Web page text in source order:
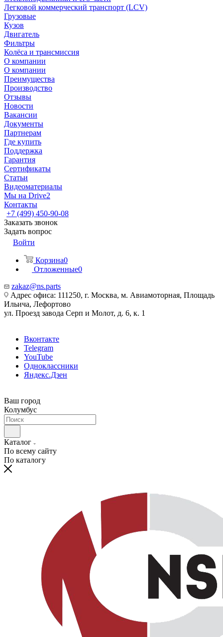
Легковой коммерческий транспорт (LCV)
Грузовые
Кузов
Двигатель
Фильтры
Колёса и трансмиссия
О компании
О компании
Преимущества
Производство
Отзывы
Новости
Вакансии
Документы
Партнерам
Где купить
Поддержка
Гарантия
Сертификаты
Статьи
Видеоматериалы
Мы на Drive2
Контакты
+7 (499) 450-90-08
Заказать звонок
Задать вопрос
Войти
Корзина0
Отложенные0
zakaz@ns.parts
Адрес офиса: 111250, г. Москва, м. Авиамоторная, Площадь
Ильича, Лефортово
ул. Проезд завода Серп и Молот, д. 6, к. 1
Вконтакте
Telegram
YouTube
Одноклассники
Яндекс.Дзен
Ваш город
Колумбус
Каталог
По всему сайту
По каталогу